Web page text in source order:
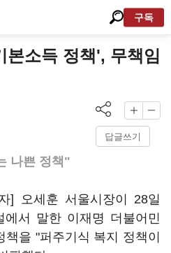
구독
소득 정책', 무책임
답글쓰기
나쁜 정책"
] 오세훈 서울시장이 28일
에서 말한 이재명 더불어민
을 "퍼주기식 복지 정책이